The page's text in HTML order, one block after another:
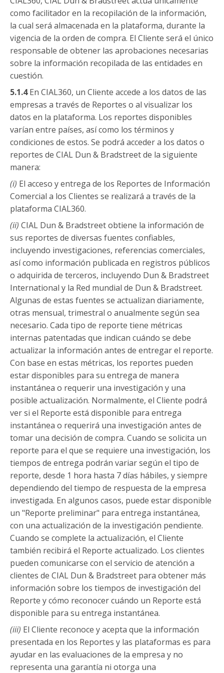
como facilitador en la recopilación de la información,
la cual será almacenada en la plataforma, durante la
vigencia de la orden de compra. El Cliente será el único
responsable de obtener las aprobaciones necesarias
sobre la información recopilada de las entidades en
cuestión.
5.1.4En CIAL360, un Cliente accede a los datos de las
empresas a través de Reportes o al visualizar los
datos en la plataforma. Los reportes disponibles
varían entre países, así como los términos y
condiciones de estos. Se podrá acceder a los datos o
reportes de CIAL Dun & Bradstreet de la siguiente
manera:
(i) El acceso y entrega de los Reportes de Información
Comercial a los Clientes se realizará a través de la
plataforma CIAL360.
(ii) CIAL Dun & Bradstreet obtiene la información de
sus reportes de diversas fuentes confiables,
incluyendo investigaciones, referencias comerciales,
así como información publicada en registros públicos
o adquirida de terceros, incluyendo Dun & Bradstreet
International y la Red mundial de Dun & Bradstreet.
Algunas de estas fuentes se actualizan diariamente,
otras mensual, trimestral o anualmente según sea
necesario. Cada tipo de reporte tiene métricas
internas patentadas que indican cuándo se debe
actualizar la información antes de entregar el reporte.
Con base en estas métricas, los reportes pueden
estar disponibles para su entrega de manera
instantánea o requerir una investigación y una
posible actualización. Normalmente, el Cliente podrá
ver si el Reporte está disponible para entrega
instantánea o requerirá una investigación antes de
tomar una decisión de compra. Cuando se solicita un
reporte para el que se requiere una investigación, los
tiempos de entrega podrán variar según el tipo de
reporte, desde 1 hora hasta 7 días hábiles, y siempre
dependiendo del tiempo de respuesta de la empresa
investigada. En algunos casos, puede estar disponible
un "Reporte preliminar" para entrega instantánea,
con una actualización de la investigación pendiente.
Cuando se complete la actualización, el Cliente
también recibirá el Reporte actualizado. Los clientes
pueden comunicarse con el servicio de atención a
clientes de CIAL Dun & Bradstreet para obtener más
información sobre los tiempos de investigación del
Reporte y cómo reconocer cuándo un Reporte está
disponible para su entrega instantánea.
(iii) El Cliente reconoce y acepta que la información
presentada en los Reportes y las plataformas es para
ayudar en las evaluaciones de la empresa y no
representa una garantía ni otorga una